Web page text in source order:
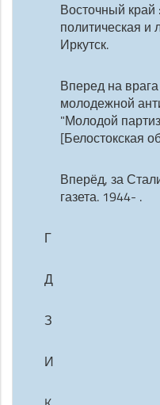
Восточный
политическая и
Иркутск.
Вперед на
молодежной
"Молодой
[Белостокская
Вперёд, за
газета. 1944- .
Г
Д
З
И